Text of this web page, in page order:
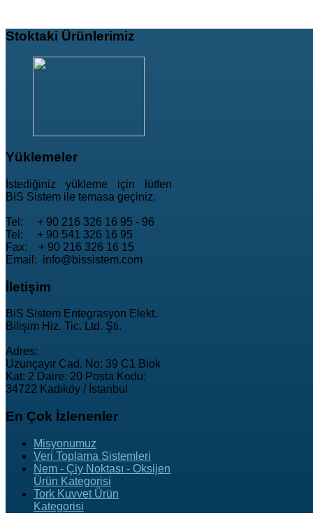
Stoktaki Ürünlerimiz
Yüklemeler
İstediğiniz yükleme için lütfen
BiS Sistem ile temasa geçiniz.
Tel: + 90 216 326 16 95 - 96
Tel: + 90 541 326 16 95
Fax: + 90 216 326 16 15
Email: info@bissistem.com
İletişim
BiS Sistem Entegrasyon Elekt.
Bilişim Hiz. Tic. Ltd. Şti.
Adres:
Uzunçayır Cad. No: 39 C1 Blok
Kat: 2 Daire: 20 Posta Kodu:
34722 Kadıköy / İstanbul
En Çok İzlenenler
Misyonumuz
Veri Toplama Sistemleri
Nem - Çiy Noktası - Oksijen
Ürün Kategorisi
Tork Kuvvet Ürün
Kategorisi